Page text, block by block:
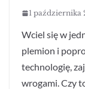
1 października
Wciel się w
plemion i
technologię,
wrogami. Czy